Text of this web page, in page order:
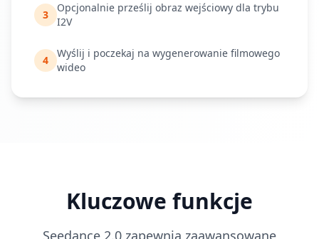
3
Opcjonalnie prześlij obraz wejściowy dla trybu
I2V
4
Wyślij i poczekaj na wygenerowanie filmowego
wideo
Kluczowe funkcje
Seedance 2.0 zapewnia zaawansowane